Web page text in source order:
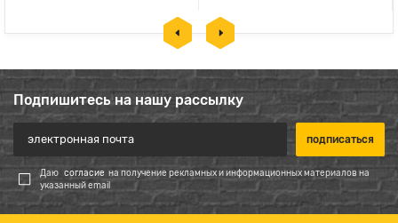
Подпишитесь на нашу рассылку
Даю согласие на получение рекламных и информационных материалов на
указанный email